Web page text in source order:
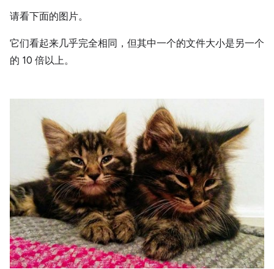
请看下面的图片。
它们看起来几乎完全相同，但其中一个的文件大小是另一个
的 10 倍以上。